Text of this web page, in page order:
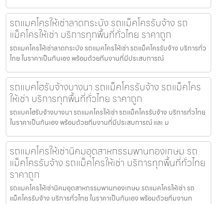
รถแมคโครให้เช่าลาดกระบัง รถแม็คโครรับจ้าง รถ
แม็คโครให้เช่า บริการทุกพื้นที่ทั่วไทย ราคาถูก
รถแมคโครให้เช่าลาดกระบัง รถแมคโครให้เช่า รถแม็คโครรับจ้าง บริการทั่ว
ไทย ในราคาเป็นกันเอง พร้อมด้วยทีมงานที่มีประสบการณ์
รถแบคโฮรับจ้างบางนา รถแม็คโครรับจ้าง รถแม็คโคร
ให้เช่า บริการทุกพื้นที่ทั่วไทย ราคาถูก
รถแบคโฮรับจ้างบางนา รถแมคโครให้เช่า รถแม็คโครรับจ้าง บริการทั่วไทย
ในราคาเป็นกันเอง พร้อมด้วยทีมงานที่มีประสบการณ์ และ ม
รถแมคโครให้เช่านิคมอุตสาหกรรมพานทองเกษม รถ
แม็คโครรับจ้าง รถแม็คโครให้เช่า บริการทุกพื้นที่ทั่วไทย
ราคาถูก
รถแมคโครให้เช่านิคมอุตสาหกรรมพานทองเกษม รถแมคโครให้เช่า รถ
แม็คโครรับจ้าง บริการทั่วไทย ในราคาเป็นกันเอง พร้อมด้วยทีมงานท